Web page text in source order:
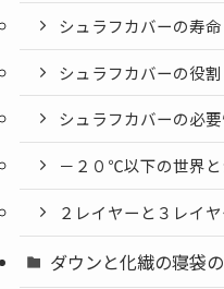
シュラフカバーの寿命
シュラフカバーの役割
シュラフカバーの必
－２０℃以下の世界
２レイヤーと３レイ
ダウンと化繊の寝袋